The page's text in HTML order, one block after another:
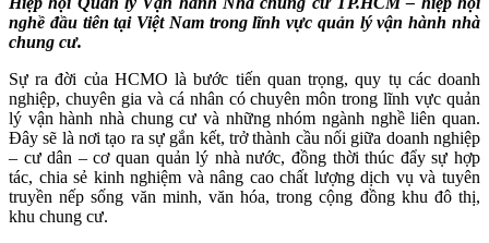
nghề đầu tiên tại Việt Nam trong lĩnh vực quản lý vận hành nhà
chung cư.
Sự ra đời của HCMO là bước tiến quan trọng, quy tụ các doanh
nghiệp, chuyên gia và cá nhân có chuyên môn trong lĩnh vực quản
lý vận hành nhà chung cư và những nhóm ngành nghề liên quan.
Đây sẽ là nơi tạo ra sự gắn kết, trở thành cầu nối giữa doanh nghiệp
– cư dân – cơ quan quản lý nhà nước, đồng thời thúc đẩy sự hợp
tác, chia sẻ kinh nghiệm và nâng cao chất lượng dịch vụ và tuyên
truyền nếp sống văn minh, văn hóa, trong cộng đồng khu đô thị,
khu chung cư.